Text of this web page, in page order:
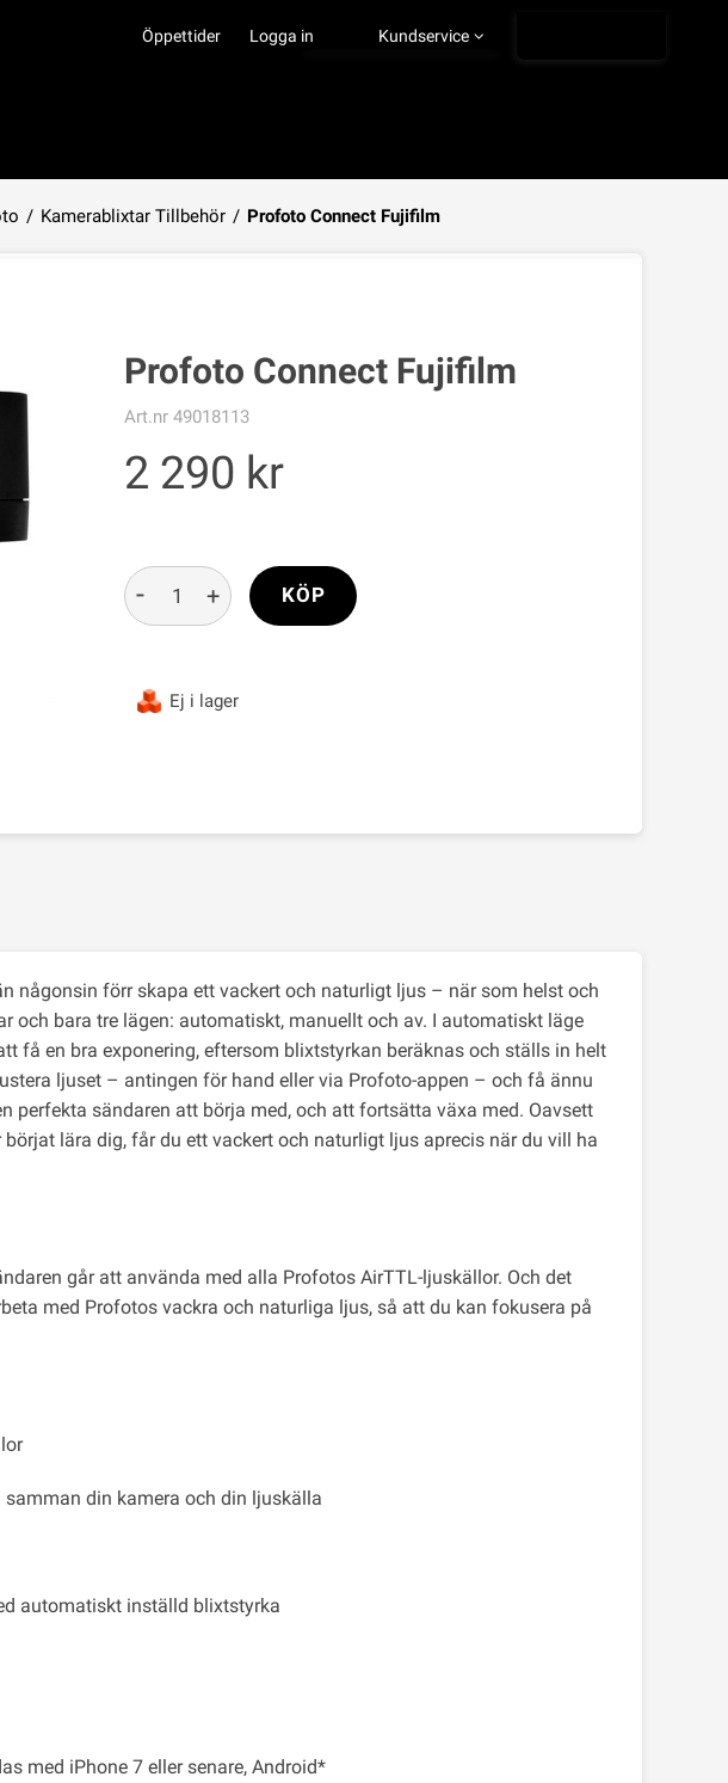
Öppettider Kundservice
Ångra köp
Logga in
/ Kamerablixtar Tillbehör / Profoto Connect Fujifilm
Profoto Connect Fujifilm
Art.nr 49018113
2 290
Ej i lager
- + KÖP
någonsin förr skapa ett vackert och naturligt ljus – när som helst och
och bara tre lägen: automatiskt, manuellt och av. I automatiskt läge
få en bra exponering, eftersom blixtstyrkan beräknas och ställs in helt
ljuset – antingen för hand eller via Profoto-appen – och få ännu
perfekta sändaren att börja med, och att fortsätta växa med. Oavsett
lära dig, får du ett vackert och naturligt ljus aprecis när du vill ha
går att använda med alla Profotos AirTTL-ljuskällor. Och det
med Profotos vackra och naturliga ljus, så att du kan fokusera på
din kamera och din ljuskälla
automatiskt inställd blixtstyrka
med iPhone 7 eller senare, Android*